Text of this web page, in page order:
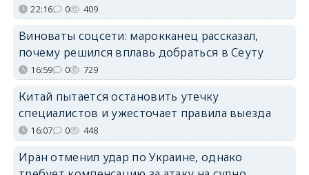
22:16 0 409
Виноваты соцсети: марокканец рассказал,
почему решился вплавь добраться в Сеуту
16:59 0 729
Китай пытается остановить утечку
специалистов и ужесточает правила выезда
16:07 0 448
Иран отменил удар по Украине, однако